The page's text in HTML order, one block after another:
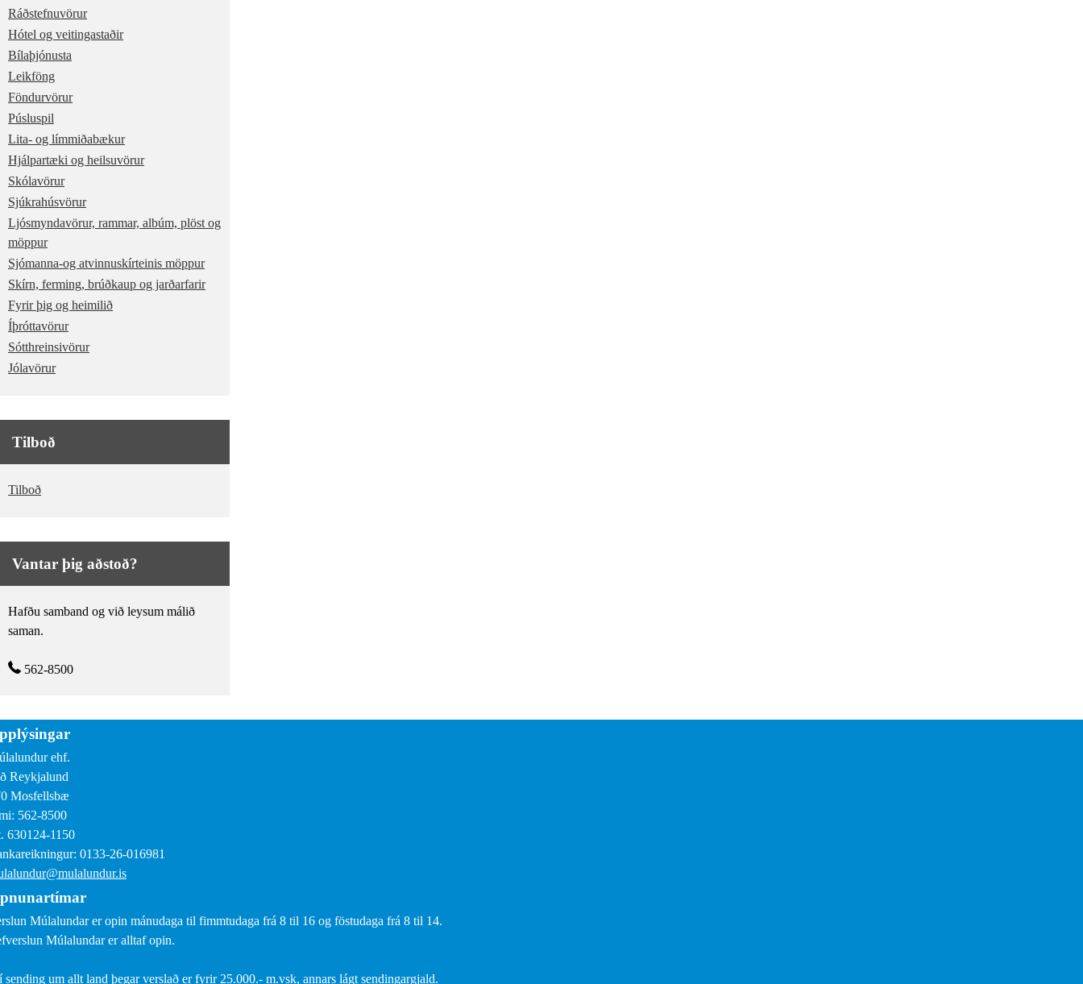
Ráðstefnuvörur
Hótel og veitingastaðir
Bílaþjónusta
Leikföng
Föndurvörur
Púsluspil
Lita- og límmiðabækur
Hjálpartæki og heilsuvörur
Skólavörur
Sjúkrahúsvörur
Ljósmyndavörur, rammar, albúm, plöst og
möppur
Sjómanna-og atvinnuskírteinis möppur
Skírn, ferming, brúðkaup og jarðarfarir
Fyrir þig og heimilið
Íþróttavörur
Sótthreinsivörur
Jólavörur
Tilboð
Tilboð
Vantar þig aðstoð?
Hafðu samband og við leysum málið
saman.
562-8500
ehf.
Reykjalund
Mosfellsbæ
562-8500
630124-1150
0133-26-016981
Múlalundar er opin mánudaga til fimmtudaga frá 8 til 16 og föstudaga frá 8 til 14.
Múlalundar er alltaf opin.
sending um allt land þegar verslað er fyrir 25.000.- m.vsk, annars lágt sendingargjald.